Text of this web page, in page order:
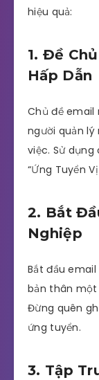
hiệu quả:
1. Đề
Hấp Dẫn
Chủ đề
người quản lý
việc. Sử dụng
“Ứng Tuyển
2. Bắt
Nghiệp
Bắt đầu
bản thân một
Đừng quên
ứng tuyển.
3. Tập